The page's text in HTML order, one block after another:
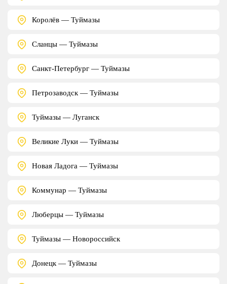
Королёв — Туймазы
Сланцы — Туймазы
Санкт-Петербург — Туймазы
Петрозаводск — Туймазы
Туймазы — Луганск
Великие Луки — Туймазы
Новая Ладога — Туймазы
Коммунар — Туймазы
Люберцы — Туймазы
Туймазы — Новороссийск
Донецк — Туймазы